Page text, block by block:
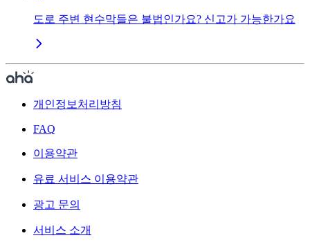
도로 주변 현수막들은 불법인가요? 신고가 가능한가요
개인정보처리방침
FAQ
이용약관
유료 서비스 이용약관
광고 문의
서비스 소개